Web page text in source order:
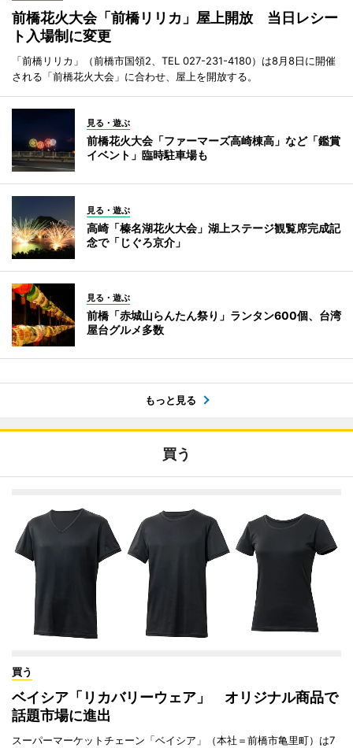
前橋花火大会「前橋リリカ」屋上開放 当日レシー
ト入場制に変更
「前橋リリカ」（前橋市国領2、TEL 027-231-4180）は8月8日に開催
される「前橋花火大会」に合わせ、屋上を開放する。
見る・遊ぶ
前橋花火大会「ファーマーズ高崎棟高」など「鑑賞
イベント」臨時駐車場も
見る・遊ぶ
高崎「榛名湖花火大会」湖上ステージ観覧席完成記
念で「じぐろ京介」
見る・遊ぶ
前橋「赤城山らんたん祭り」ランタン600個、台湾
屋台グルメ多数
もっと見る
買う
買う
ベイシア「リカバリーウェア」 オリジナル商品で
話題市場に進出
スーパーマーケットチェーン「ベイシア」（本社＝前橋市亀里町）は7